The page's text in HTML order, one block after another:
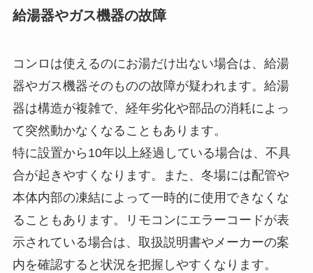
給湯器やガス機器の故障
コンロは使えるのにお湯だけ出ない場合は、給湯
器やガス機器そのものの故障が疑われます。給湯
器は構造が複雑で、経年劣化や部品の消耗によっ
て突然動かなくなることもあります。
特に設置から10年以上経過している場合は、不具
合が起きやすくなります。また、冬場には配管や
本体内部の凍結によって一時的に使用できなくな
ることもあります。リモコンにエラーコードが表
示されている場合は、取扱説明書やメーカーの案
内を確認すると状況を把握しやすくなります。